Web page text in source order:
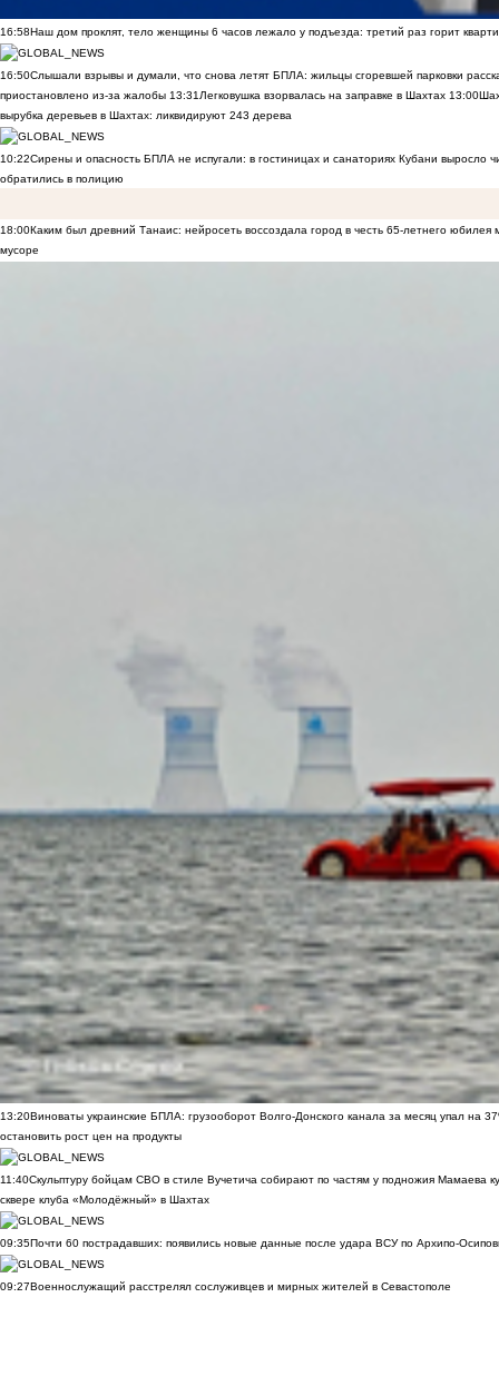
16:58Наш дом проклят, тело женщины 6 часов лежало у подъезда: третий раз горит
16:50Слышали взрывы и думали, что снова летят БПЛА: жильцы сгоревшей парковки
приостановлено из-за жалобы 13:31 Легковушка взорвалась на заправке в Шахтах 13:00
вырубка деревьев в Шахтах: ликвидируют 243 дерева
10:22Сирены и опасность БПЛА не испугали: в гостиницах и санаториях Кубани выросло
обратились в полицию
18:00Каким был древний Танаис: нейросеть воссоздала город в честь 65-летнего юбилея
мусоре
13:20Виноваты украинские БПЛА: грузооборот Волго-Донского канала за месяц упал на
остановить рост цен на продукты
11:40Скульптуру бойцам СВО в стиле Вучетича собирают по частям у подножия Мамаева
сквере клуба «Молодёжный» в Шахтах
09:35Почти 60 пострадавших: появились новые данные после удара ВСУ по Архипо-
09:27Военнослужащий расстрелял сослуживцев и мирных жителей в Севастополе